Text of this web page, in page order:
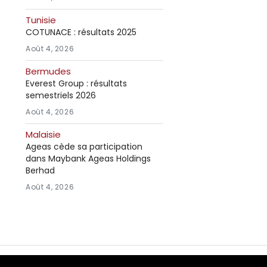
Tunisie
COTUNACE : résultats 2025
Août 4, 2026
Bermudes
Everest Group : résultats
semestriels 2026
Août 4, 2026
Malaisie
Ageas cède sa participation
dans Maybank Ageas Holdings
Berhad
Août 4, 2026